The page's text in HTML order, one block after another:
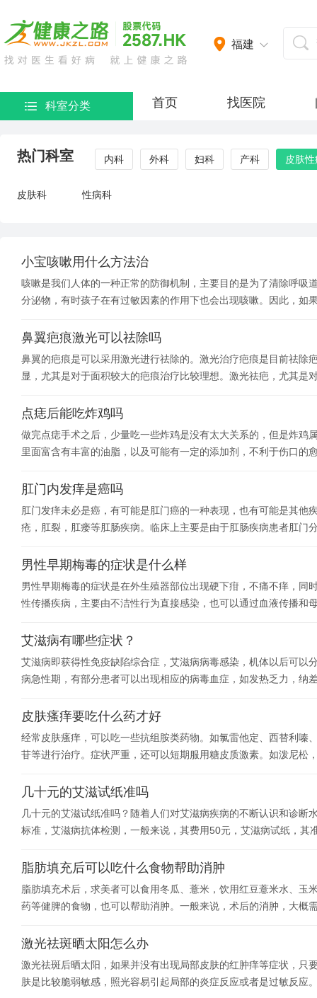
福建
科室分类 首页 找医院
热门科室 内科 外科 妇科 产科 皮肤
皮肤科 性病科
小宝咳嗽用什么方法治
咳嗽是我们人体的一种正常的防御机制，主要目的是为了清除呼吸
分泌物，有时孩子在有过敏因素的作用下也会出现咳嗽。因此，如
鼻翼疤痕激光可以祛除吗
鼻翼的疤痕是可以采用激光进行祛除的。激光治疗疤痕是目前祛除
显，尤其是对于面积较大的疤痕治疗比较理想。激光祛疤，尤其是
点痣后能吃炸鸡吗
做完点痣手术之后，少量吃一些炸鸡是没有太大关系的，但是炸鸡
里面富含有丰富的油脂，以及可能有一定的添加剂，不利于伤口的
肛门内发痒是癌吗
肛门发痒未必是癌，有可能是肛门癌的一种表现，也有可能是其
疮，肛裂，肛瘘等肛肠疾病。临床上主要是由于肛肠疾病患者肛门
男性早期梅毒的症状是什么样
男性早期梅毒的症状是在外生殖器部位出现硬下疳，不痛不痒，同
性传播疾病，主要由不洁性行为直接感染，也可以通过血液传播和
艾滋病有哪些症状？
艾滋病即获得性免疫缺陷综合症，艾滋病病毒感染，机体以后可以
病急性期，有部分患者可以出现相应的病毒血症，如发热乏力，纳
皮肤瘙痒要吃什么药才好
经常皮肤瘙痒，可以吃一些抗组胺类药物。如氯雷他定、西替利嗪
苷等进行治疗。症状严重，还可以短期服用糖皮质激素。如泼尼松
几十元的艾滋试纸准吗
几十元的艾滋试纸准吗？随着人们对艾滋病疾病的不断认识和诊
标准，艾滋病抗体检测，一般来说，其费用50元，艾滋病试纸，其
脂肪填充后可以吃什么食物帮助消肿
脂肪填充术后，求美者可以食用冬瓜、薏米，饮用红豆薏米水、
药等健脾的食物，也可以帮助消肿。一般来说，术后的消肿，大概
激光祛斑晒太阳怎么办
激光祛斑后晒太阳，如果并没有出现局部皮肤的红肿痒等症状，只
肤是比较脆弱敏感，照光容易引起局部的炎症反应或者是过敏反应